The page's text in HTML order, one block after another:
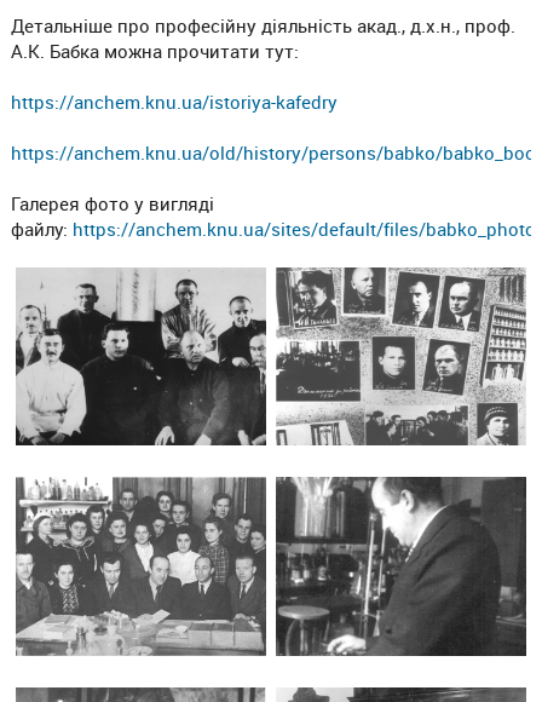
Детальніше про професійну діяльність акад., д.х.н., проф.
А.К. Бабка можна прочитати тут:
https://anchem.knu.ua/istoriya-kafedry
https://anchem.knu.ua/old/history/persons/babko/
Галерея фото у вигляді
файлу: https://anchem.knu.ua/sites/default/files/